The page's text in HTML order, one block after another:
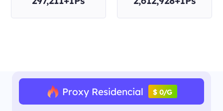
Proxy Residencial $ 0/G